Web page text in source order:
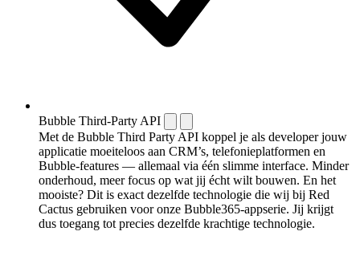
Bubble Third-Party API
Met de Bubble Third Party API koppel je als developer jouw
applicatie moeiteloos aan CRM’s, telefonieplatformen en
Bubble-features — allemaal via één slimme interface. Minder
onderhoud, meer focus op wat jij écht wilt bouwen. En het
mooiste? Dit is exact dezelfde technologie die wij bij Red
Cactus gebruiken voor onze Bubble365-appserie. Jij krijgt
dus toegang tot precies dezelfde krachtige technologie.